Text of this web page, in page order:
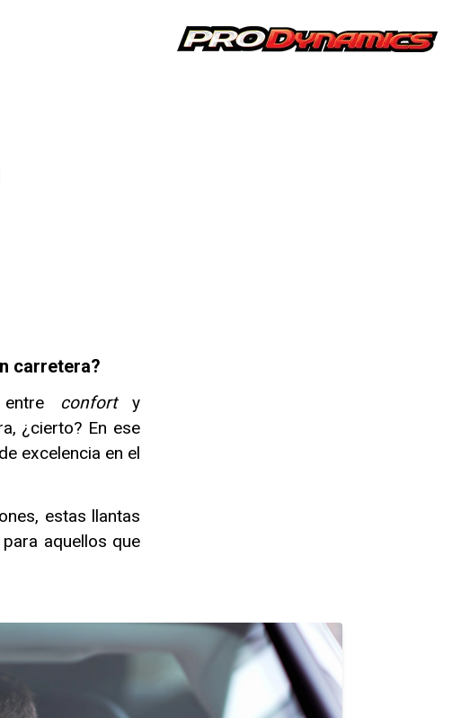
carretera?
conforty
¿cierto? En ese
excelencia en el
estas llantas
aquellos que